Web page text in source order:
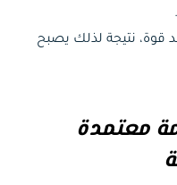
قوة، نتيجة لذلك يصبح
معتمدة